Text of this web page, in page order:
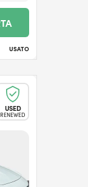
USATO
USED
RENEWED